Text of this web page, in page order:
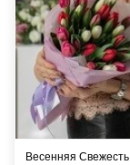
Весенняя Свежесть